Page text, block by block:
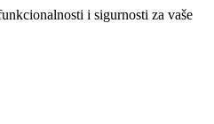
i sigurnosti za vaše